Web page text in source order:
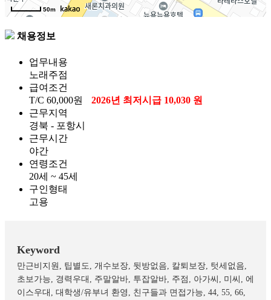
50m
채용정보
업무내용
노래주점
급여조건
T/C 60,000원
2026년 최저시급 10,030 원
근무지역
경북 - 포항시
근무시간
야간
연령조건
20세 ~ 45세
구인형태
고용
Keyword
만근비지원, 팁별도, 개수보장, 뒷방없음, 칼퇴보장, 텃세없음,
초보가능, 경력우대, 주말알바, 투잡알바, 주점, 아가씨, 미씨, 에
이스우대, 대학생/유부녀 환영, 친구들과 면접가능, 44, 55, 66,